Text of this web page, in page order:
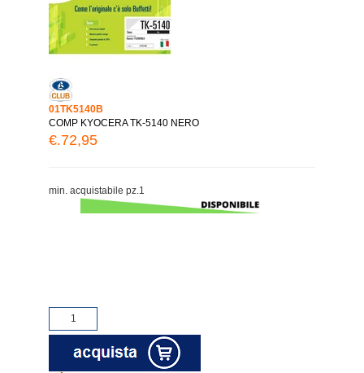
01TK5140B
COMP KYOCERA TK-5140 NERO
€.72,95
min. acquistabile pz.1